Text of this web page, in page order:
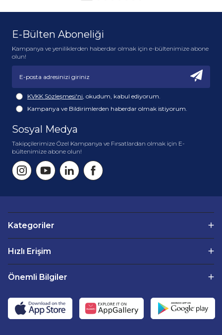
E-Bülten Aboneliği
Kampanya ve yeniliklerden haberdar olmak için e-bültenimize abone
olun!
KVKK Sözleşmesi'ni , okudum, kabul ediyorum.
Kampanya ve Bildirimlerden haberdar olmak istiyorum.
Sosyal Medya
Takipçilerimize Özel Kampanya ve Fırsatlardan olmak için E-
bültenimize abone olun!
Kategoriler
Hızlı Erişim
Önemli Bilgiler